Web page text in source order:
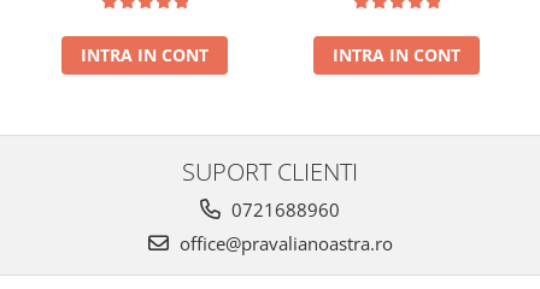
INTRA IN CONT
INTRA IN CONT
SUPORT CLIENTI
0721688960
office@pravalianoastra.ro